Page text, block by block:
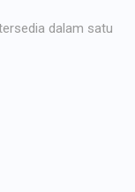
dalam satu